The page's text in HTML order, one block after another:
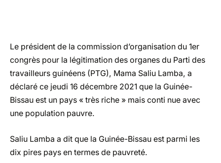
Le président de la commission d’organisation du 1er
congrès pour la légitimation des organes du Parti des
travailleurs guinéens (PTG), Mama Saliu Lamba, a
déclaré ce jeudi 16 décembre 2021 que la Guinée-
Bissau est un pays « très riche » mais conti nue avec
une population pauvre.
Saliu Lamba a dit que la Guinée-Bissau est parmi les
dix pires pays en termes de pauvreté.